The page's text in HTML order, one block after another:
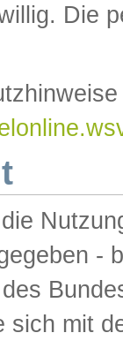
Die
-
sich mit